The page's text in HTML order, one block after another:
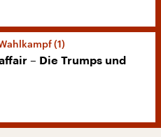
(1)
– Die Trumps und